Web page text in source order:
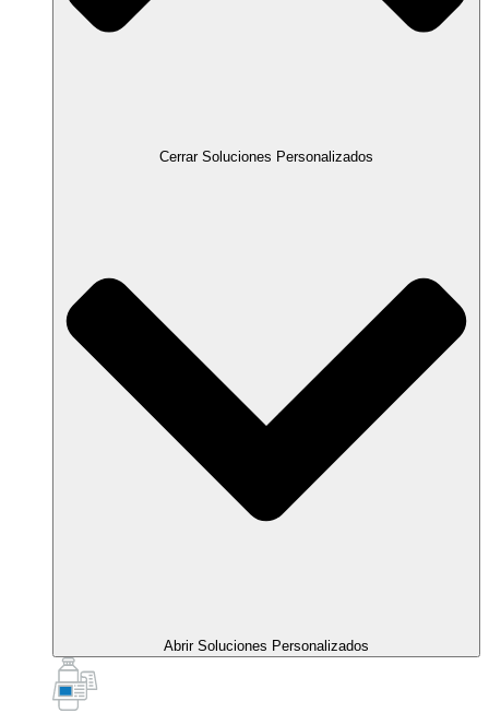
Cerrar Soluciones Personalizados
Abrir Soluciones Personalizados